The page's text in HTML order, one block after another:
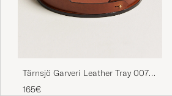
Tärnsjö Garveri Leather Tray 007
Light Brown
165€